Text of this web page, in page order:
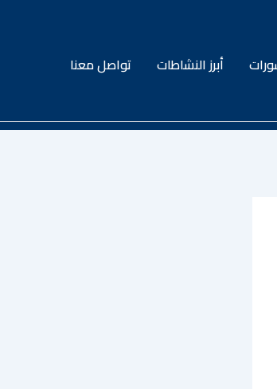
أبرز النشاطات تواصل معنا